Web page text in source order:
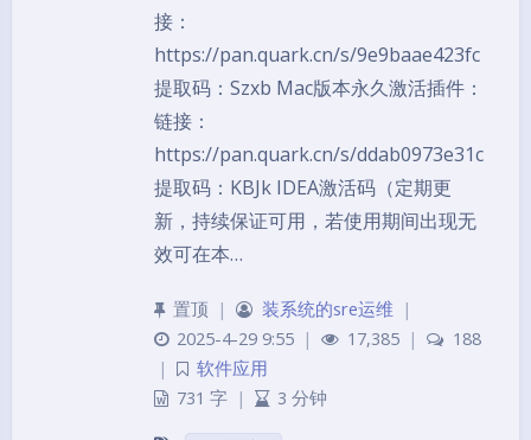
接：
https://pan.quark.cn/s/9e9baae423fc
提取码：Szxb Mac版本永久激活插件：
链接：
https://pan.quark.cn/s/ddab0973e31c
提取码：KBJk IDEA激活码（定期更
新，持续保证可用，若使用期间出现无
效可在本…
置顶 | 装系统的sre运维
|
2025-4-29 9:55 | 17,385 |
188
|
软件应用
731 字 | 3 分钟